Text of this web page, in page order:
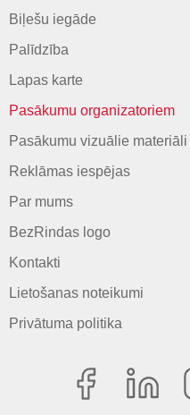
Biļešu iegāde
Palīdzība
Lapas karte
Pasākumu organizatoriem
Pasākumu vizuālie materiāli
Reklāmas iespējas
Par mums
BezRindas logo
Kontakti
Lietošanas noteikumi
Privātuma politika